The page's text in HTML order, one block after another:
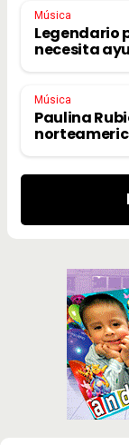
Música
Legendario
necesita
Música
Paulina